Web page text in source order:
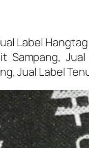
Label Hangtag
Sampang,
Jual Label